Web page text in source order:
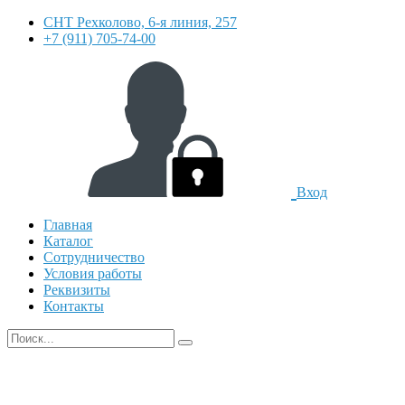
СНТ Рехколово, 6-я линия, 257
+7 (911) 705-74-00
Вход
Главная
Каталог
Сотрудничество
Условия работы
Реквизиты
Контакты